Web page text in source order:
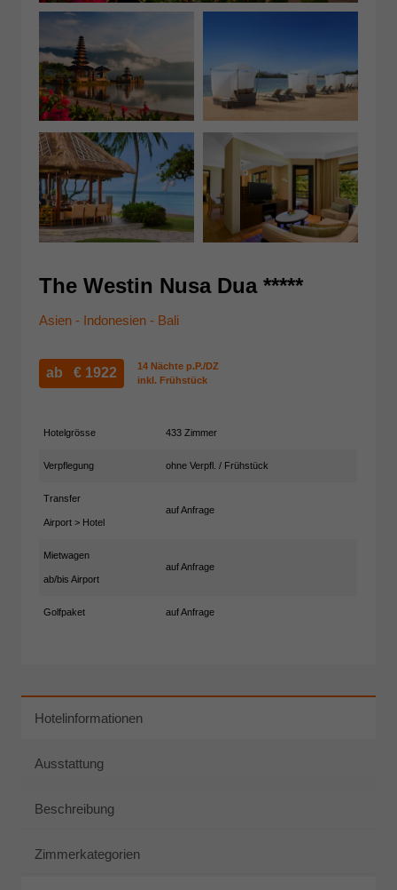
The Westin Nusa Dua *****
Asien - Indonesien - Bali
ab € 1922
14 Nächte p.P./DZ
inkl. Frühstück
Hotelgrösse 433 Zimmer
Verpflegung ohne Verpfl. / Frühstück
Transfer
Airport > Hotel
auf Anfrage
Mietwagen
ab/bis Airport
auf Anfrage
Golfpaket auf Anfrage
Hotelinformationen
Ausstattung
Beschreibung
Zimmerkategorien